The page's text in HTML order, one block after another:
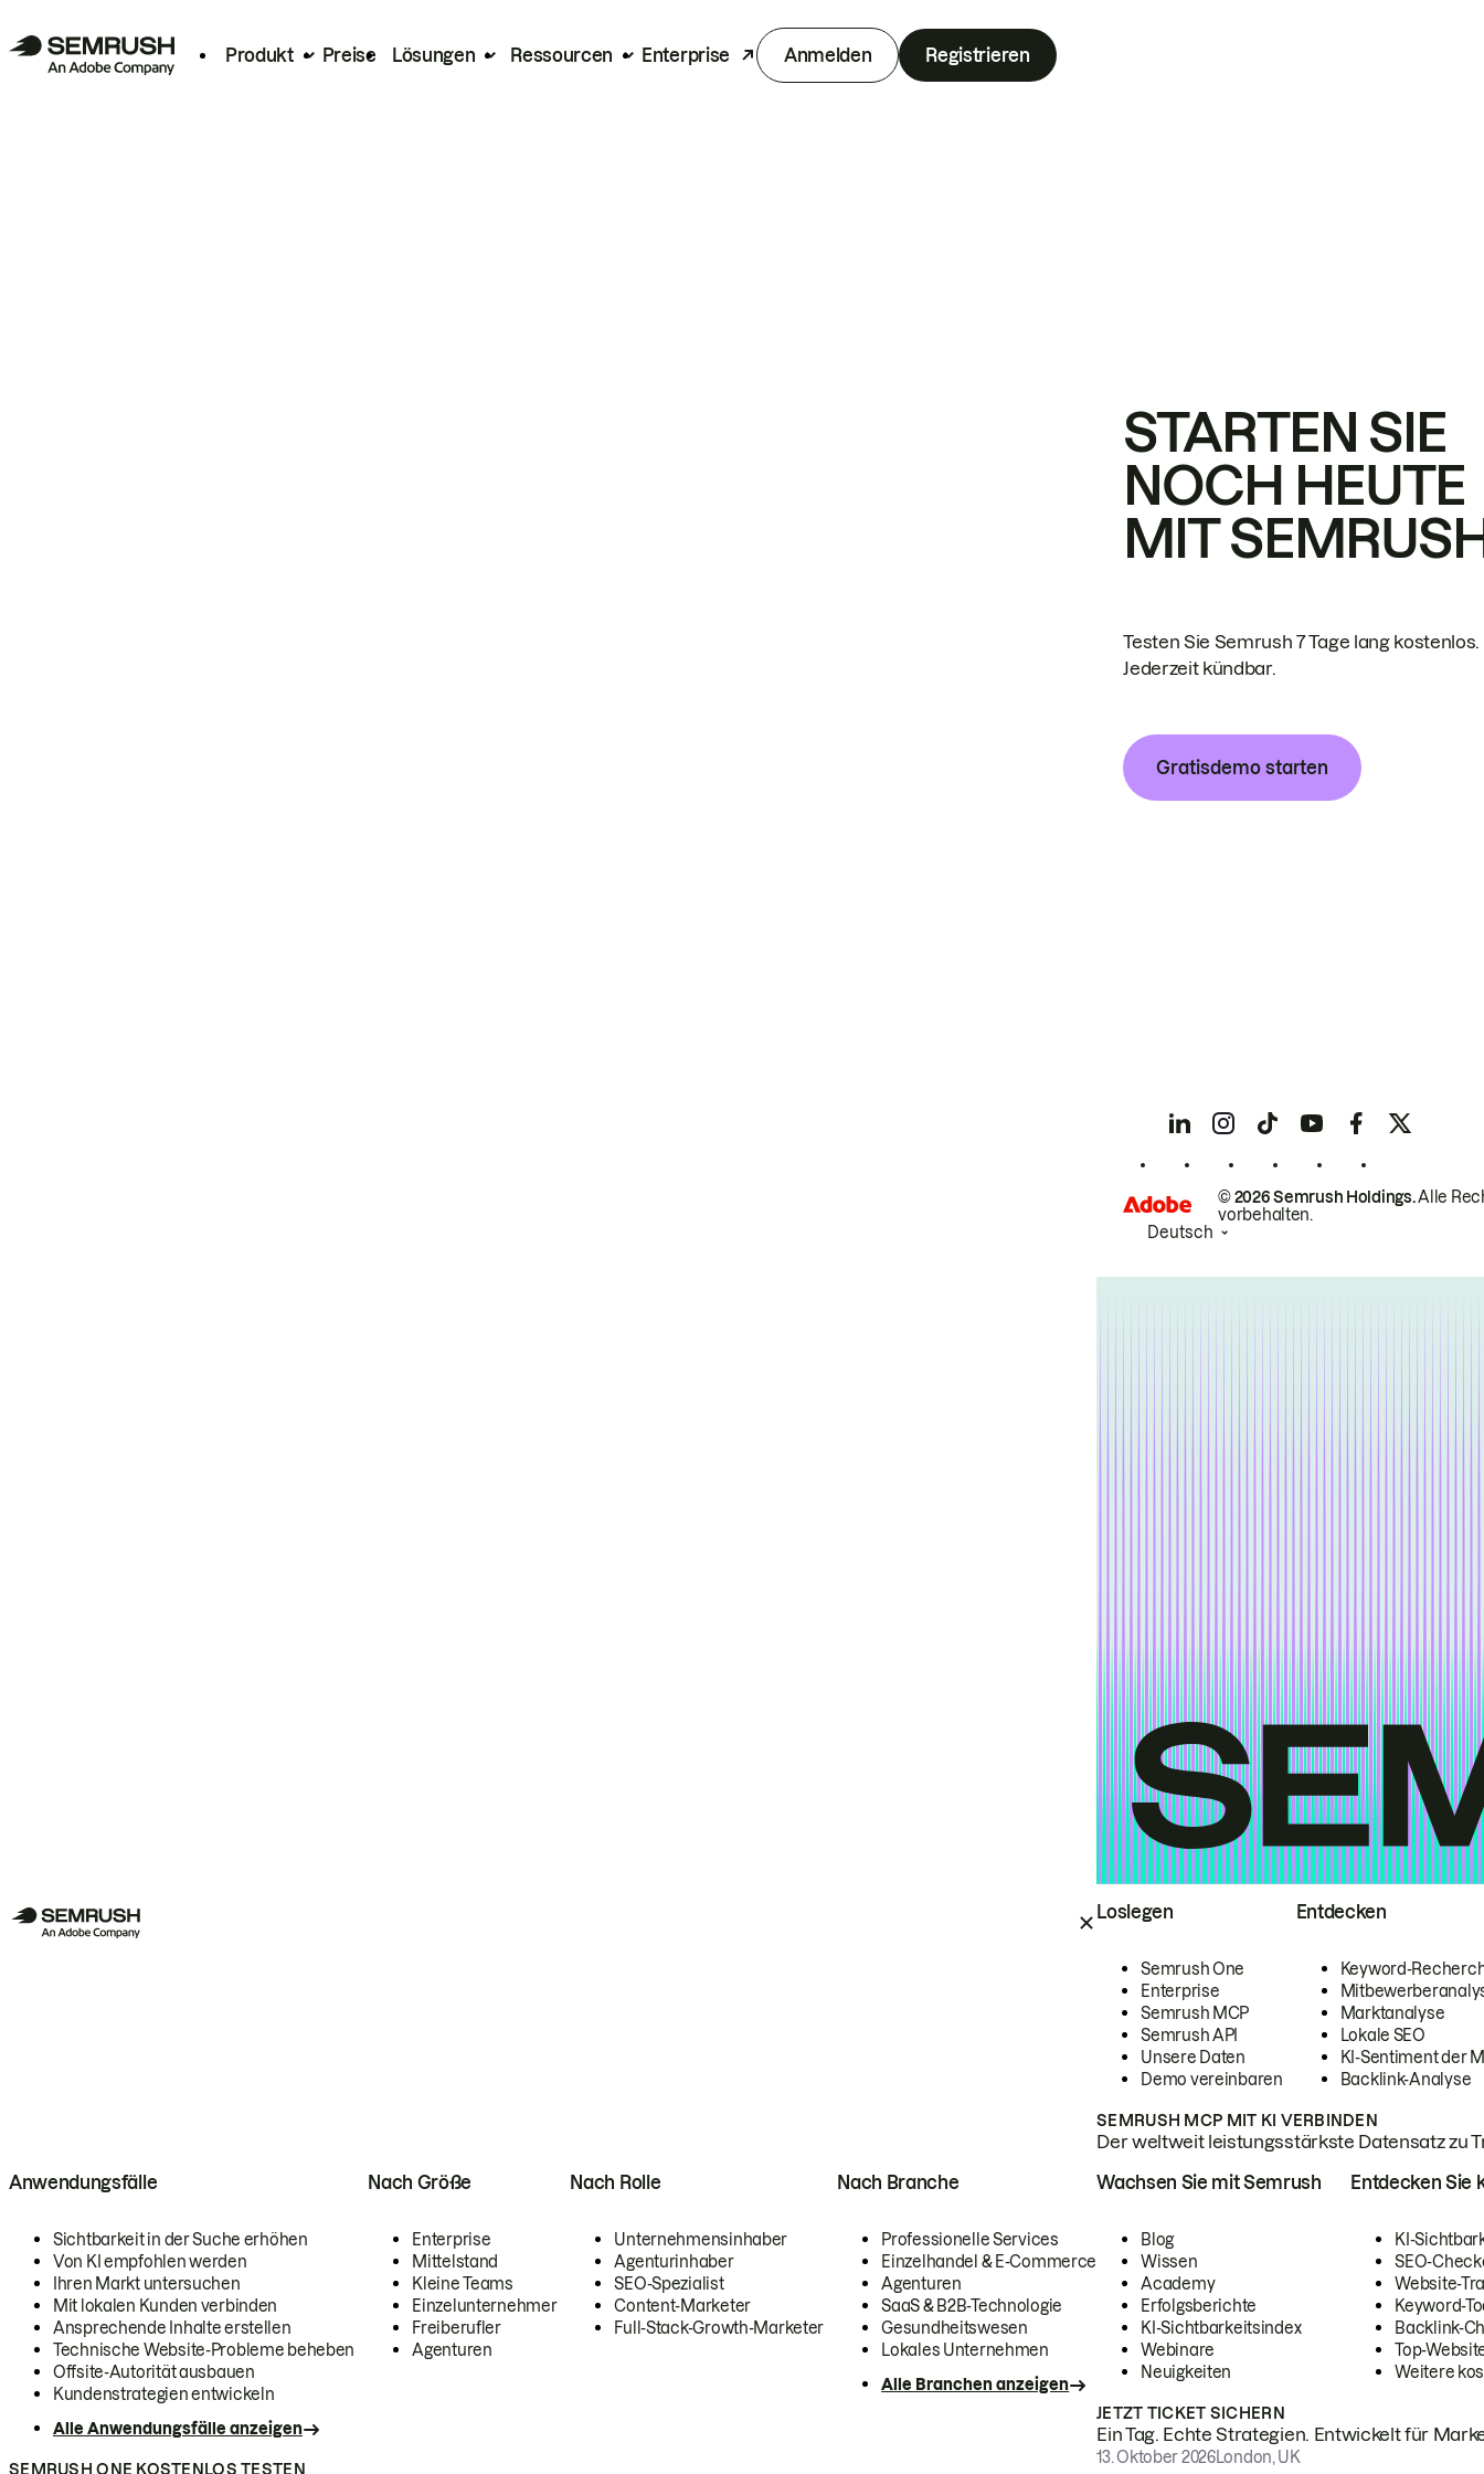
Produkt Preise Lösungen Ressourcen Enterprise Anmelden Registrieren
Loslegen
Semrush One
Enterprise
Semrush MCP
Semrush API
Unsere Daten
Demo vereinbaren
Entdecken
Keyword-
Marktanalyse
Lokale SEO
KI-Sentiment der
Backlink-Analyse
SEMRUSH MCP MIT KI VERBINDEN
Der weltweit leistungsstärkste Datensatz zu
Anwendungsfälle
Sichtbarkeit in der Suche erhöhen
Von KI empfohlen werden
Ihren Markt untersuchen
Mit lokalen Kunden verbinden
Ansprechende Inhalte erstellen
Technische Website-Probleme beheben
Offsite-Autorität ausbauen
Kundenstrategien entwickeln
Alle Anwendungsfälle anzeigen
Nach Größe
Enterprise
Mittelstand
Kleine Teams
Einzelunternehmer
Freiberufler
Agenturen
Nach Rolle
Unternehmensinhaber
Agenturinhaber
SEO-Spezialist
Content-Marketer
Full-Stack-Growth-Marketer
Nach Branche
Professionelle Services
Einzelhandel & E-Commerce
Agenturen
SaaS & B2B-Technologie
Gesundheitswesen
Lokales Unternehmen
Alle Branchen anzeigen
SEMRUSH ONE KOSTENLOS TESTEN
Wachsen Sie mit Semrush
Blog
Wissen
Academy
Erfolgsberichte
KI-Sichtbarkeitsindex
Webinare
Neuigkeiten
Entdecken Sie
KI-
SEO-
Website-
Keyword-
Backlink-
Top-
Weitere
JETZT TICKET SICHERN
Ein Tag. Echte Strategien. Entwickelt für
13. Oktober 2026London, UK
STARTEN SIE
NOCH HEUTE
MIT
Testen Sie Semrush 7 Tage lang kostenlos.
Jederzeit kündbar.
Gratisdemo starten
© 2026 Semrush Holdings.Alle
vorbehalten.
Deutsch